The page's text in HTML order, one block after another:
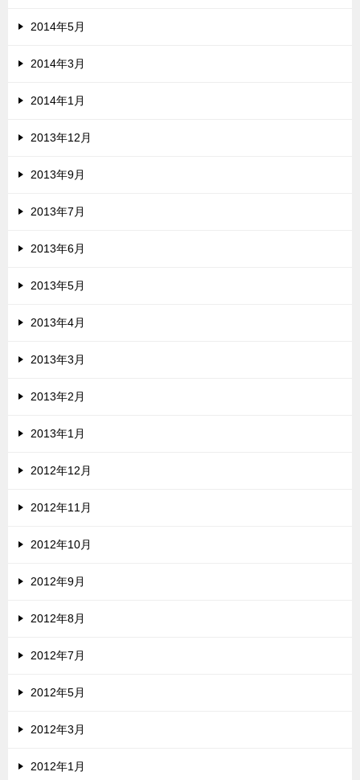
2014年5月
2014年3月
2014年1月
2013年12月
2013年9月
2013年7月
2013年6月
2013年5月
2013年4月
2013年3月
2013年2月
2013年1月
2012年12月
2012年11月
2012年10月
2012年9月
2012年8月
2012年7月
2012年5月
2012年3月
2012年1月